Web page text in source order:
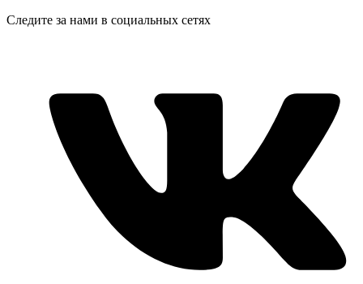
Следите за нами в социальных сетях